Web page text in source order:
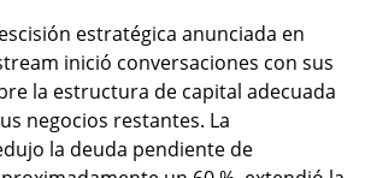
estratégica anunciada en
inició conversaciones con sus
la estructura de capital adecuada
negocios restantes. La
la deuda pendiente de